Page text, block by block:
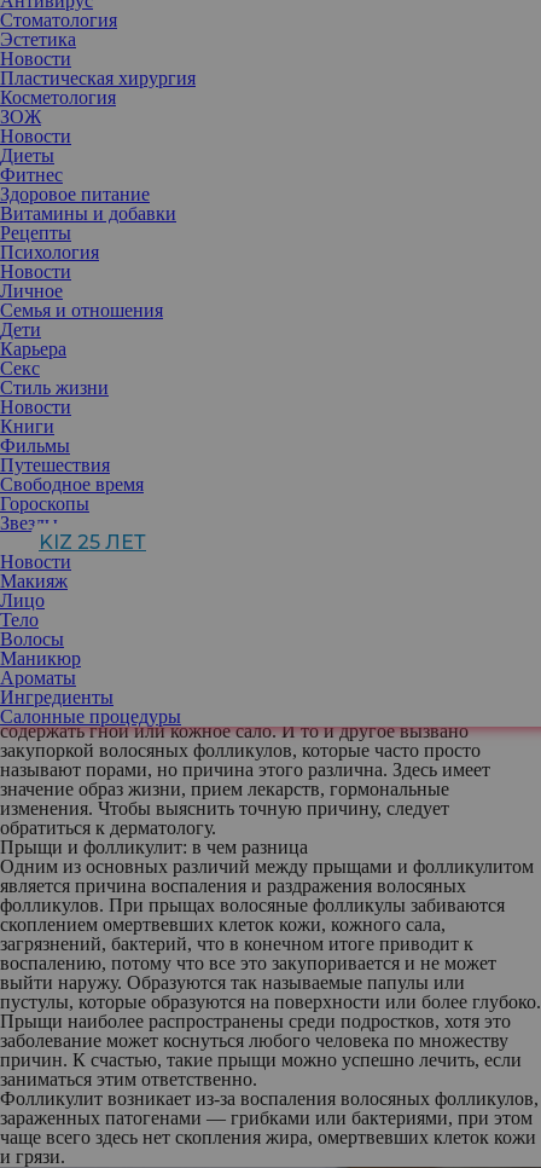
Стоматология
Эстетика
Новости
Пластическая хирургия
Косметология
ЗОЖ
Новости
Диеты
Фитнес
Здоровое питание
Витамины и добавки
Рецепты
Психология
Новости
Личное
Семья и отношения
Дети
Карьера
Секс
Стиль жизни
Новости
Книги
Фильмы
Путешествия
Свободное время
Гороскопы
Звезды
KIZ 25 ЛЕТ
Новости
Макияж
Лицо
Тело
Волосы
Маникюр
Ароматы
Ингредиенты
Салонные процедуры
Прыщи — одно из самых неприятных воспалительных
состояний кожи. Однако ситуация может еще больше
усложниться, если это не акне, а фолликулит...
Что может быть неприятнее, чем обнаружить утром на лице
маленькие красные гнойники. Вероятно, в подростковый
период с таким сталкивались многие, что приносило
дискомфорт и смущение. С тех пор каждый раз, когда
появляются такие элементы, невозможно отделаться от
неспокойного чувства, особенно если быстро эти изъяны не
исчезают.
Конечно, теперь под рукой есть очищающие средства, кремы,
стики и пластыри от прыщей, которые могут быстро избавить
кожу от досадного высыпания. Однако, если кажется, что
прыщи не реагируют на все предпринятые меры и стойко
держатся, то, возможно, это вовсе и не прыщи.
Вместо этого может быть фолликулит.
Он, как и прыщи, проявляется в виде небольших бугорков,
которые могут становиться красными, воспаленными и иногда
содержать гной или кожное сало. И то и другое вызвано
закупоркой волосяных фолликулов, которые часто просто
называют порами, но причина этого различна. Здесь имеет
значение образ жизни, прием лекарств, гормональные
изменения. Чтобы выяснить точную причину, следует
обратиться к дерматологу.
Прыщи и фолликулит: в чем разница
Одним из основных различий между прыщами и фолликулитом
является причина воспаления и раздражения волосяных
фолликулов. При прыщах волосяные фолликулы забиваются
скоплением омертвевших клеток кожи, кожного сала,
загрязнений, бактерий, что в конечном итоге приводит к
воспалению, потому что все это закупоривается и не может
выйти наружу. Образуются так называемые папулы или
пустулы, которые образуются на поверхности или более глубоко.
Прыщи наиболее распространены среди подростков, хотя это
заболевание может коснуться любого человека по множеству
причин. К счастью, такие прыщи можно успешно лечить, если
заниматься этим ответственно.
Фолликулит возникает из-за воспаления волосяных фолликулов,
зараженных патогенами — грибками или бактериями, при этом
чаще всего здесь нет скопления жира, омертвевших клеток кожи
и грязи.